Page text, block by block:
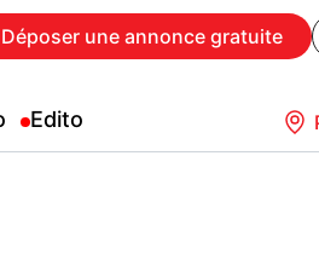
Déposer une annonce gratuite
Edito